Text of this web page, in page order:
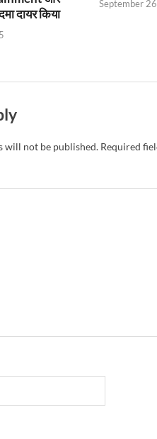
दायर किया
September
will not be published. Required